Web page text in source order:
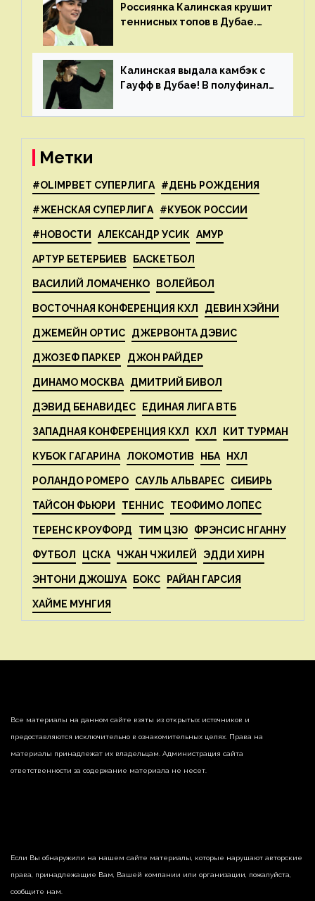
Россиянка Калинская крушит
теннисных топов в Дубае.
рейтинга
Калинская выдала камбэк с
Гауфф в Дубае! В полуфинале
Свёнтек
Метки
#OLIMPBET СУПЕРЛИГА #ДЕНЬ РОЖДЕНИЯ
#ЖЕНСКАЯ СУПЕРЛИГА #КУБОК РОССИИ
#НОВОСТИ АЛЕКСАНДР УСИК АМУР
АРТУР БЕТЕРБИЕВ БАСКЕТБОЛ
ВАСИЛИЙ ЛОМАЧЕНКО ВОЛЕЙБОЛ
ВОСТОЧНАЯ КОНФЕРЕНЦИЯ КХЛ ДЕВИН ХЭЙНИ
ДЖЕМЕЙН ОРТИС ДЖЕРВОНТА ДЭВИС
ДЖОЗЕФ ПАРКЕР ДЖОН РАЙДЕР
ДИНАМО МОСКВА ДМИТРИЙ БИВОЛ
ДЭВИД БЕНАВИДЕС ЕДИНАЯ ЛИГА ВТБ
ЗАПАДНАЯ КОНФЕРЕНЦИЯ КХЛ КХЛ КИТ ТУРМАН
КУБОК ГАГАРИНА ЛОКОМОТИВ НБА НХЛ
РОЛАНДО РОМЕРО САУЛЬ АЛЬВАРЕС СИБИРЬ
ТАЙСОН ФЬЮРИ ТЕННИС ТЕОФИМО ЛОПЕС
ТЕРЕНС КРОУФОРД ТИМ ЦЗЮ ФРЭНСИС НГАННУ
ФУТБОЛ ЦСКА ЧЖАН ЧЖИЛЕЙ ЭДДИ ХИРН
ЭНТОНИ ДЖОШУА БОКС РАЙАН ГАРСИЯ
ХАЙМЕ МУНГИЯ
Все материалы на данном сайте взяты из открытых источников и
предоставляются исключительно в ознакомительных целях. Права на
материалы принадлежат их владельцам. Администрация сайта
ответственности за содержание материала не несет.
Если Вы обнаружили на нашем сайте материалы, которые нарушают авторские
права, принадлежащие Вам, Вашей компании или организации, пожалуйста,
сообщите нам.